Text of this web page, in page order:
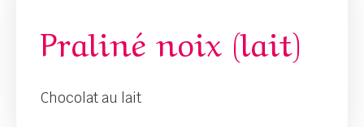
Praliné noix (lait)
Chocolat au lait